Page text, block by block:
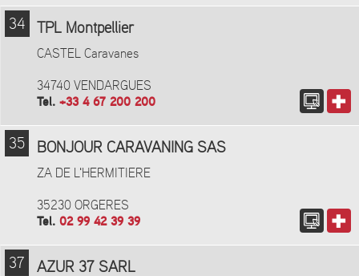
34 TPL Montpellier
CASTEL Caravanes
34740 VENDARGUES
Tel. +33 4 67 200 200
35 BONJOUR CARAVANING SAS
ZA DE L'HERMITIERE
35230 ORGERES
Tel. 02 99 42 39 39
37 AZUR 37 SARL